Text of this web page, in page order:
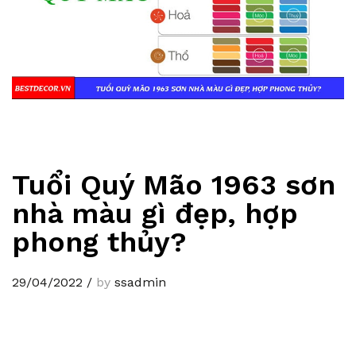
Tuổi Quý Mão 1963 sơn
nhà màu gì đẹp, hợp
phong thủy?
29/04/2022 / by ssadmin